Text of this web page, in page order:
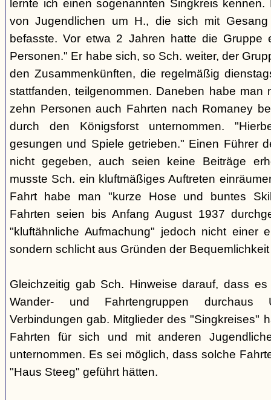
lernte ich einen sogenannten Singkreis
von Jugendlichen um H., die sich mit
befasste. Vor etwa 2 Jahren hatte die Gruppe
Personen." Er habe sich, so Sch. weiter, der
den Zusammenkünften, die regelmäßig
stattfanden, teilgenommen. Daneben habe man
zehn Personen auch Fahrten nach Romaney
durch den Königsforst unternommen.
gesungen und Spiele getrieben." Einen Führer
nicht gegeben, auch seien keine Beiträge
musste Sch. ein kluftmäßiges Auftreten
Fahrt habe man "kurze Hose und buntes
Fahrten seien bis Anfang August 1937
"kluftähnliche Aufmachung" jedoch nicht einer
sondern schlicht aus Gründen der
Gleichzeitig gab Sch. Hinweise darauf, dass
Wander- und Fahrtengruppen durchaus
Verbindungen gab. Mitglieder des "Singkreises"
Fahrten für sich und mit anderen
unternommen. Es sei möglich, dass solche
"Haus Steeg" geführt hätten.